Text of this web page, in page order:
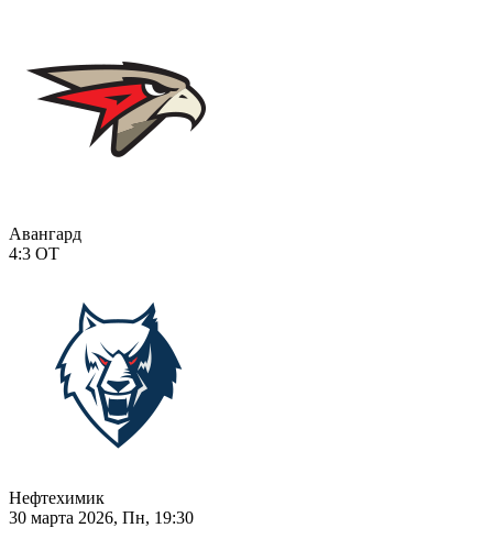
Авангард
4:3 ОТ
Нефтехимик
30 марта 2026, Пн, 19:30